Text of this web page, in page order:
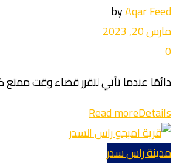
byAqar Feed
مارس 20, 2023
0
دائمًا عندما تأتي لتقرر قضاء وقت
Read moreDetails
مدينة راس سدر